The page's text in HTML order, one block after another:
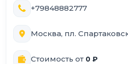
+79848882777
Москва, пл.
Стоимость от 0 ₽